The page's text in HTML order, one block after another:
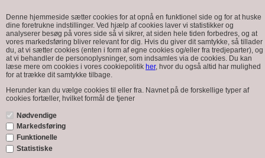
Denne hjemmeside sætter cookies for at opnå en funktionel side og for at huske
dine foretrukne indstillinger. Ved hjælp af cookies laver vi statistikker og
analyserer besøg på vores side så vi sikrer, at siden hele tiden forbedres, og at
vores markedsføring bliver relevant for dig. Hvis du giver dit samtykke, så tillader
du, at vi sætter cookies (enten i form af egne cookies og/eller fra tredjeparter), og
at vi behandler de personoplysninger, som indsamles via de cookies. Du kan
læse mere om cookies i vores cookiepolitik her, hvor du også altid har mulighed
for at trække dit samtykke tilbage.
Herunder kan du vælge cookies til eller fra. Navnet på de forskellige typer af
cookies fortæller, hvilket formål de tjener
Nødvendige
Markedsføring
Funktionelle
Statistiske
6400 Sønderborg
Kundeservice
Tlf.: +45 7448 5258
Email:
Nyhedsmail